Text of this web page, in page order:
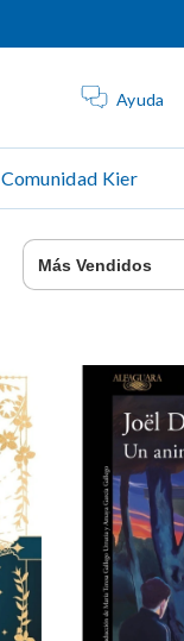
Ayuda
Comunidad Kier